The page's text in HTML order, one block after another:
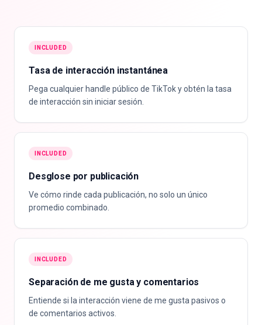
INCLUDED
Tasa de interacción instantánea
Pega cualquier handle público de TikTok y obtén la tasa
de interacción sin iniciar sesión.
INCLUDED
Desglose por publicación
Ve cómo rinde cada publicación, no solo un único
promedio combinado.
INCLUDED
Separación de me gusta y comentarios
Entiende si la interacción viene de me gusta pasivos o
de comentarios activos.